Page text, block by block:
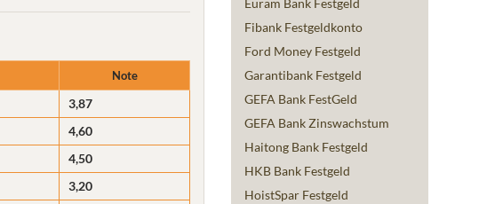
Note
3,87
4,60
4,50
3,20
Euram Bank Festgeld
Fibank Festgeldkonto
Ford Money Festgeld
Garantibank Festgeld
GEFA Bank FestGeld
GEFA Bank Zinswachstum
Haitong Bank Festgeld
HKB Bank Festgeld
HoistSpar Festgeld